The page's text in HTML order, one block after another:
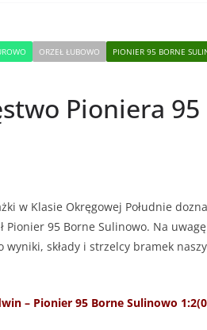
ORZEŁ ŁUBOWO PIONIER 95 BORNE
Pioniera
w Klasie Okręgowej Południe
Pionier 95 Borne Sulinowo. Na
składy i strzelcy bramek
– Pionier 95 Borne Sulinowo